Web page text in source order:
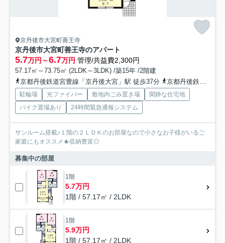
京丹後市大宮町善王寺
京丹後市大宮町善王寺のアパート
5.7万円～6.7万円 管理/共益費2,300円
57.17㎡～73.75㎡ (2LDK～3LDK) /築15年 /2階建
京都丹後鉄道宮豊線「京丹後大宮」駅 徒歩37分
京都丹後鉄道宮豊線「峰山」駅 徒歩45分
駐輪場 光ファイバー 敷地内ごみ置き場
閑静な住宅地
バイク置場あり
24時間緊急通報システム
サンルーム搭載♪１階の２ＬＤＫのお部屋なので小さなお子様がいるご
家庭にもオススメ★収納豊富◎
募集中の部屋
1階
5.7万円
1階 / 57.17㎡ / 2LDK
1階
5.9万円
1階 / 57.17㎡ / 2LDK